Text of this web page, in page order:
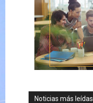
Noticias más leídas